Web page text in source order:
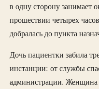
в одну сторону занимает
прошествии четырех
добралась до пункта
Дочь пациентки забила
инстанции: от службы
администрации. Женщина